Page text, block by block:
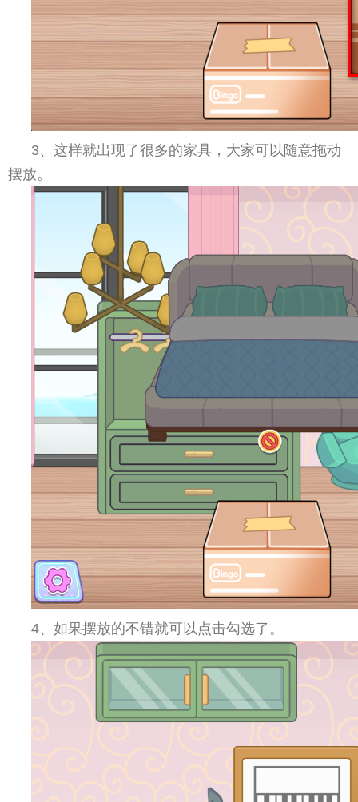
3、这样就出现了很多的家具，大家可以随意拖动
摆放。
4、如果摆放的不错就可以点击勾选了。